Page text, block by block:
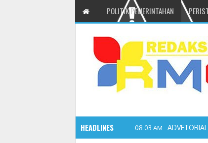
POLITIK PEMERINTAHAN
HEADLINES 08:03 AM